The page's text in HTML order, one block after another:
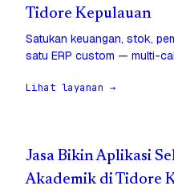
Tidore Kepulauan
Satukan keuangan, stok,
satu ERP custom — multi-
Lihat layanan →
Jasa Bikin Aplikasi
Akademik di Tidore